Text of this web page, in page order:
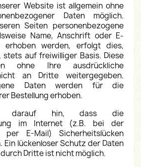
Website ist allgemein ohne
Daten möglich.
Seiten personenbezogene
Name, Anschrift oder E-
erhoben werden, erfolgt dies,
stets auf freiwilliger Basis. Diese
ohne Ihre ausdrückliche
an Dritte weitergegeben.
Daten werden für die
Bestellung erhoben.
darauf hin, dass die
im Internet (z.B. bei der
per E-Mail) Sicherheitslücken
Ein lückenloser Schutz der Daten
Dritte ist nicht möglich.